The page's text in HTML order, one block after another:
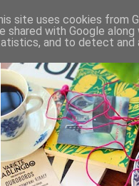
site uses cookies from
shared with Google
and to detect and